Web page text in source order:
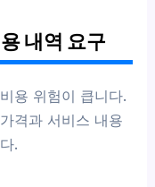
내역 요구
용 위험이 큽니다.
격과 서비스 내용
.